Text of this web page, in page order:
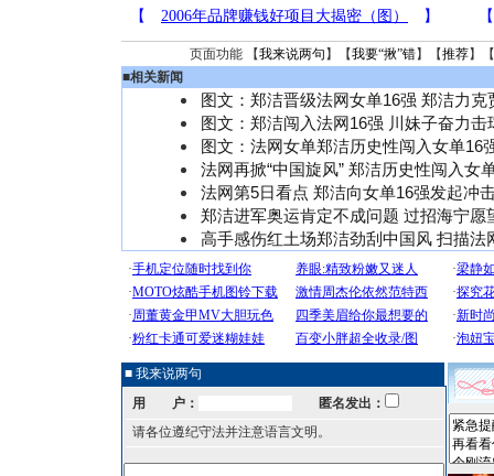
页面功能 【我来说两句 】【我要“揪”错】【推荐】
■相关新闻
图文：郑洁晋级法网女单16强 郑洁力克
图文：郑洁闯入法网16强 川妹子奋力击
图文：法网女单郑洁历史性闯入女单16
法网再掀“中国旋风” 郑洁历史性闯入女
法网第5日看点 郑洁向女单16强发起冲
郑洁进军奥运肯定不成问题 过招海宁愿
高手感伤红土场郑洁劲刮中国风 扫描法
■ 我来说两句
用 户：
匿名发出：
请各位遵纪守法并注意语言文明。